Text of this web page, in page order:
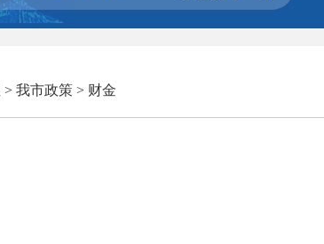
> 我市政策 > 财金